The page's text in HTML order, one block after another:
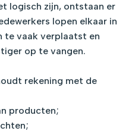
logisch zijn, ontstaan er
lopen elkaar in
te vaak verplaatst en
op te vangen.
rekening met de
producten;